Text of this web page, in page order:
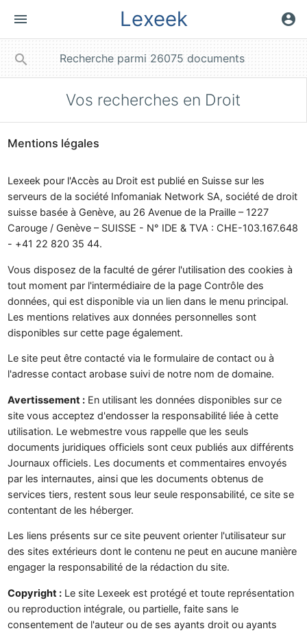
menu Lexeek account_circle
search
Vos recherches en Droit
Mentions légales
Lexeek pour l'Accès au Droit est publié en Suisse sur les
serveurs de la société Infomaniak Network SA, société de droit
suisse basée à Genève, au 26 Avenue de la Praille – 1227
Carouge / Genève – SUISSE - N° IDE & TVA : CHE-103.167.648
- +41 22 820 35 44.
Vous disposez de la faculté de gérer l'utilisation des cookies à
tout moment par l'intermédiaire de la page Contrôle des
données, qui est disponible via un lien dans le menu principal.
Les mentions relatives aux données personnelles sont
disponibles sur cette page également.
Le site peut être contacté via le formulaire de contact ou à
l'adresse contact arobase suivi de notre nom de domaine.
Avertissement :En utilisant les données disponibles sur ce
site vous acceptez d'endosser la responsabilité liée à cette
utilisation. Le webmestre vous rappelle que les seuls
documents juridiques officiels sont ceux publiés aux différents
Journaux officiels. Les documents et commentaires envoyés
par les internautes, ainsi que les documents obtenus de
services tiers, restent sous leur seule responsabilité, ce site se
contentant de les héberger.
Les liens présents sur ce site peuvent orienter l'utilisateur sur
des sites extérieurs dont le contenu ne peut en aucune manière
engager la responsabilité de la rédaction du site.
Copyright :Le site Lexeek est protégé et toute représentation
ou reproduction intégrale, ou partielle, faite sans le
consentement de l'auteur ou de ses ayants droit ou ayants